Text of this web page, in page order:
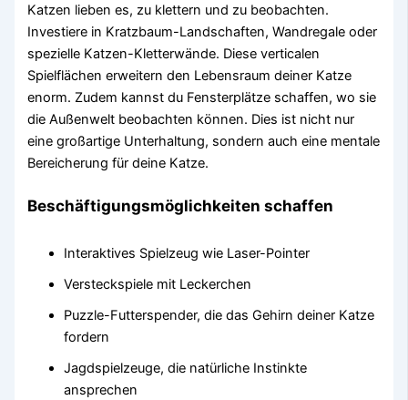
Katzen lieben es, zu klettern und zu beobachten.
Investiere in Kratzbaum-Landschaften, Wandregale oder
spezielle Katzen-Kletterwände. Diese verticalen
Spielflächen erweitern den Lebensraum deiner Katze
enorm. Zudem kannst du Fensterplätze schaffen, wo sie
die Außenwelt beobachten können. Dies ist nicht nur
eine großartige Unterhaltung, sondern auch eine mentale
Bereicherung für deine Katze.
Beschäftigungsmöglichkeiten schaffen
Interaktives Spielzeug wie Laser-Pointer
Versteckspiele mit Leckerchen
Puzzle-Futterspender, die das Gehirn deiner Katze
fordern
Jagdspielzeuge, die natürliche Instinkte
ansprechen